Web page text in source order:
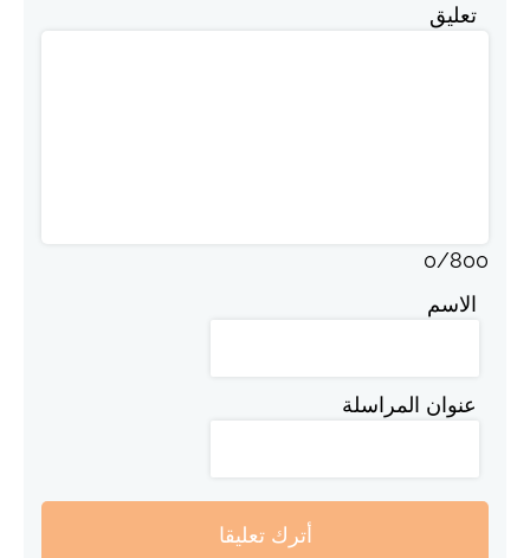
تعليق
0/800
الاسم
عنوان المراسلة
أترك تعليقا